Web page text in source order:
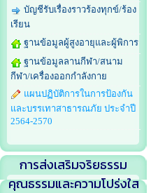
บัญชีรับเรื่องราวร้องทุกข์/ร้อง
เรียน
ฐานข้อมูลผู้สูงอายุและผู้พิการ
ฐานข้อมูลลานกีฬา/สนาม
กีฬา/เครื่องออกกำลังกาย
แผนปฏิบัติการในการป้องกัน
และบรรเทาสาธารณภัย ประจำปี
2564-2570
การส่งเสริมจริยธรรม
คุณธรรมและความโปร่งใส